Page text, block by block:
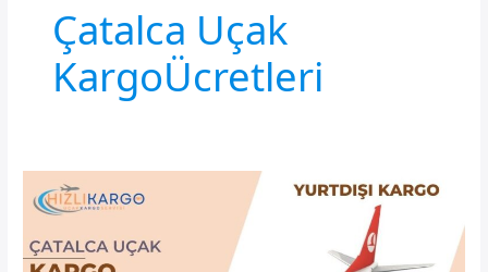
Çatalca Uçak
KargoÜcretleri